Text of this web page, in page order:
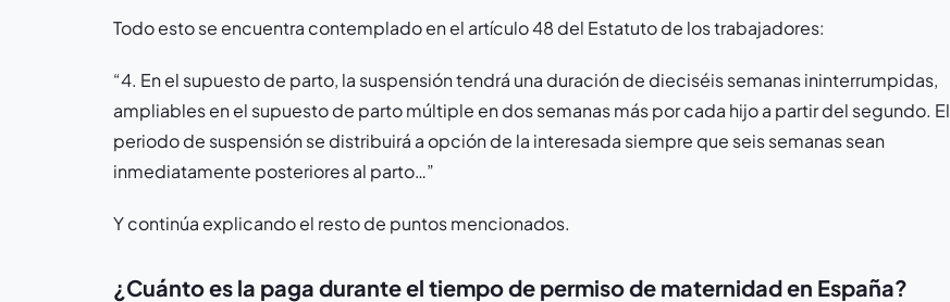
Todo esto se encuentra contemplado en el artículo 48 del Estatuto de los trabajadores:
“4. En el supuesto de parto, la suspensión tendrá una duración de dieciséis semanas ininterrumpidas,
ampliables en el supuesto de parto múltiple en dos semanas más por cada hijo a partir del segundo. El
periodo de suspensión se distribuirá a opción de la interesada siempre que seis semanas sean
inmediatamente posteriores al parto…”
Y continúa explicando el resto de puntos mencionados.
¿Cuánto es la paga durante el tiempo de permiso de maternidad en España?